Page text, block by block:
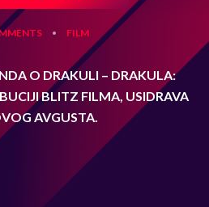
• FILM
O DRAKULI – DRAKULA:
BLITZ FILMA, USIDRAVA
AVGUSTA.